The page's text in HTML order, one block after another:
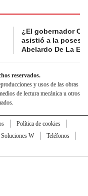
¿El gobernador
asistió a la
Abelardo De La
reservados.
y usos de las obras
de lectura mecánica u otros
Política de cookies
Soluciones W
Teléfonos